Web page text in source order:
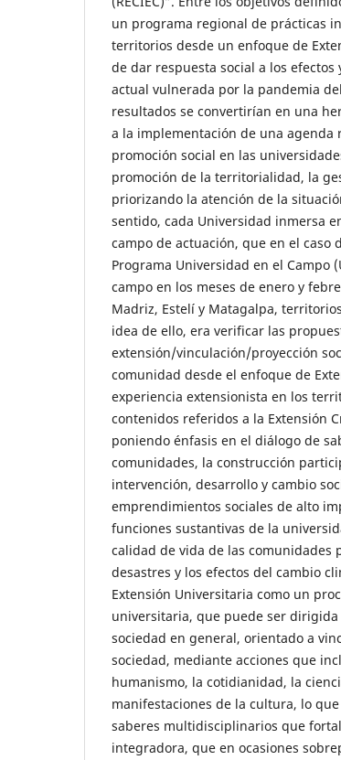
un programa regional de prácticas
territorios desde un enfoque de
de dar respuesta social a los
actual vulnerada por la pandemia
resultados se convertirían en una
a la implementación de una
promoción social en las
promoción de la territorialidad, la
priorizando la atención de la
sentido, cada Universidad inmersa
campo de actuación, que en el caso
Programa Universidad en el Campo
campo en los meses de enero y
Madriz, Estelí y Matagalpa,
idea de ello, era verificar las
extensión/vinculación/proyección
comunidad desde el enfoque de
experiencia extensionista en los
contenidos referidos a la Extensión
poniendo énfasis en el diálogo de
comunidades, la construcción
intervención, desarrollo y cambio
emprendimientos sociales de alto
funciones sustantivas de la
calidad de vida de las
desastres y los efectos del cambio
Extensión Universitaria como un
universitaria, que puede ser
sociedad en general, orientado a
sociedad, mediante acciones que
humanismo, la cotidianidad, la
manifestaciones de la cultura, lo
saberes multidisciplinarios que
integradora, que en ocasiones